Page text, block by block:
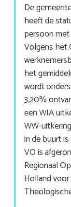
De
heeft de
persoon
Volgens het
het
wordt
3,20%
een WIA
WW-
in de buurt
VO is
Regionaal
Holland